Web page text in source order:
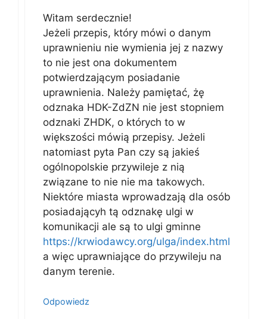
Witam serdecznie!
Jeżeli przepis, który mówi o danym
uprawnieniu nie wymienia jej z nazwy
to nie jest ona dokumentem
potwierdzającym posiadanie
uprawnienia. Należy pamiętać, żę
odznaka HDK-ZdZN nie jest stopniem
odznaki ZHDK, o których to w
większości mówią przepisy. Jeżeli
natomiast pyta Pan czy są jakieś
ogólnopolskie przywileje z nią
związane to nie nie ma takowych.
Niektóre miasta wprowadzają dla osób
posiadającyh tą odznakę ulgi w
komunikacji ale są to ulgi gminne
https://krwiodawcy.org/ulga/index.html
a więc uprawniające do przywileju na
danym terenie.
Odpowiedz